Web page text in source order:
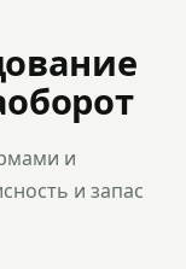
и
и запас